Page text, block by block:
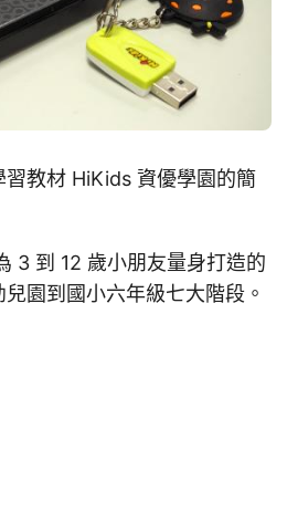
教材 HiKids 資優學園的簡
3 到 12 歲小朋友量身打造的
園到國小六年級七大階段。